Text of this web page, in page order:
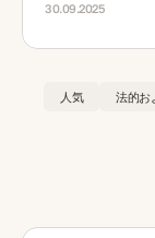
30.09.2025
人気 法的お